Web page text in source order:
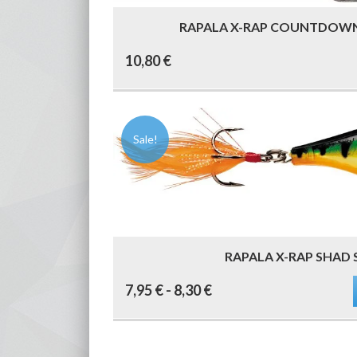
RAPALA X-RAP
10,80€
Sale!
RAPALA X-RAP SHAD
7,95€- 8,30€Rango
de
producto
variantes.